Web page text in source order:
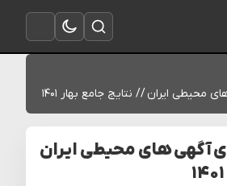
باز کردن منو
تغییر به حالت تاریک
باز کردن جستجو
ایران // نتایج جامع بهار ۱۴۰۱
آگهی های محیطی ایران